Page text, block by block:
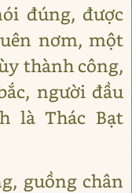
đúng, được
nơm, một
thành công,
người đầu
là Thác Bạt
guồng chân